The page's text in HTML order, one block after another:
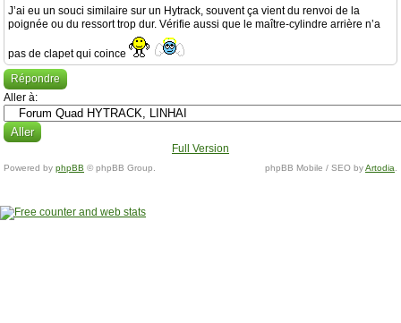
J’ai eu un souci similaire sur un Hytrack, souvent ça vient du renvoi de la
poignée ou du ressort trop dur. Vérifie aussi que le maître-cylindre arrière n’a
pas de clapet qui coince
Répondre
Aller à:
Full Version
Powered by phpBB © phpBB Group. phpBB Mobile / SEO byArtodia